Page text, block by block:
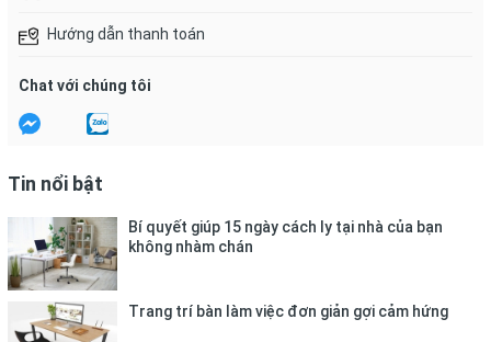
Hướng dẫn thanh toán
Chat với chúng tôi
Tin nổi bật
Bí quyết giúp 15 ngày cách ly tại nhà của bạn
không nhàm chán
Trang trí bàn làm việc đơn giản gợi cảm hứng